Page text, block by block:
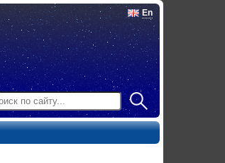
En